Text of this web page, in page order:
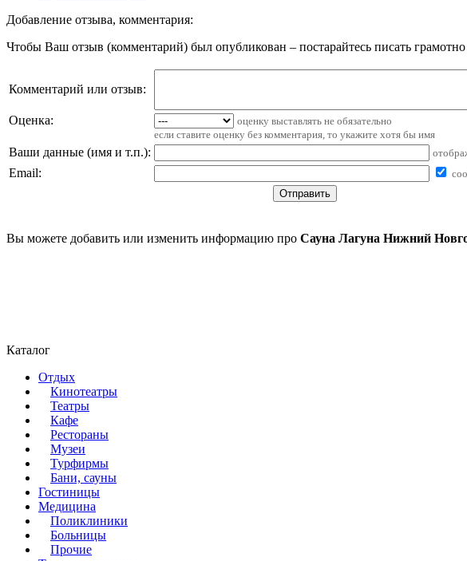
Добавление отзыва, комментария:
Чтобы Ваш отзыв (комментарий) был опубликован – постарайтесь писать
Комментарий или отзыв:
Оценка:
оценку выставлять не обязательно
если ставите оценку без комментария, то укажите хотя бы имя
Ваши данные (имя и т.п.):
Email:
Вы можете добавить или изменить информацию про Сауна Лагуна Нижний
Каталог
Отдых
Кинотеатры
Театры
Кафе
Рестораны
Музеи
Турфирмы
Бани, сауны
Гостиницы
Медицина
Поликлиники
Больницы
Прочие